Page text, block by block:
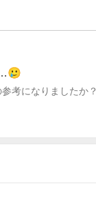
考になりましたか？